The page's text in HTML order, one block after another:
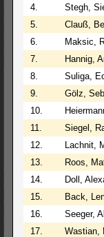
4.
Stegh,
5.
Clauß,
6.
Maksic,
7.
Hannig,
8.
Suliga,
9.
Gölz,
10.
11.
Siegel,
12.
Lachnit,
13.
Roos,
14.
Doll,
15.
Back,
16.
Seeger,
17.
Wastian,